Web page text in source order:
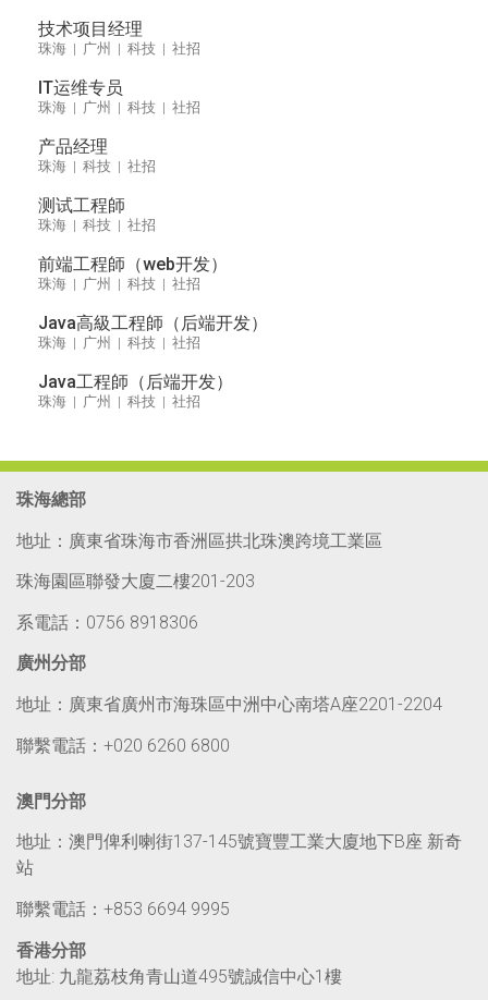
技术项目经理
珠海 | 广州 | 科技 | 社招
IT运维专员
珠海 | 广州 | 科技 | 社招
产品经理
珠海 | 科技 | 社招
测试工程師
珠海 | 科技 | 社招
前端工程師（web开发）
珠海 | 广州 | 科技 | 社招
Java高級工程師（后端开发）
珠海 | 广州 | 科技 | 社招
Java工程師（后端开发）
珠海 | 广州 | 科技 | 社招
珠海總部
地址：廣東省珠海市香洲區拱北珠澳跨境工業區
珠海園區聯發大廈二樓201-203
系電話：0756 8918306
廣州分部
地址：廣東省廣州市海珠區中洲中心南塔A座2201-2204
聯繫電話：+020 6260 6800
澳門分部
地址：澳門俾利喇街137-145號寶豐工業大廈地下B座 新奇
站
聯繫電話：+853 6694 9995
香港分部
地址: 九龍荔枝角青山道495號誠信中心1樓